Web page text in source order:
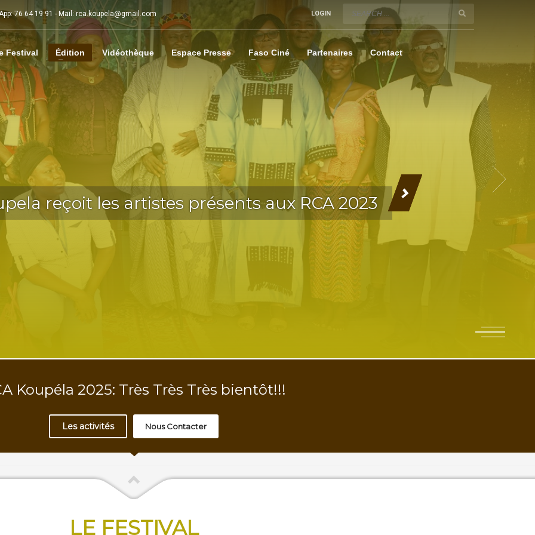
76 64 19 91 - Mail: rca.koupela@gmail.com LOGIN
Festival Édition Vidéothèque Espace Presse Faso Ciné Partenaires Contact
Koupéla 2025: Très Très Très bientôt!!!
Les activités Nous Contacter
LE FESTIVAL